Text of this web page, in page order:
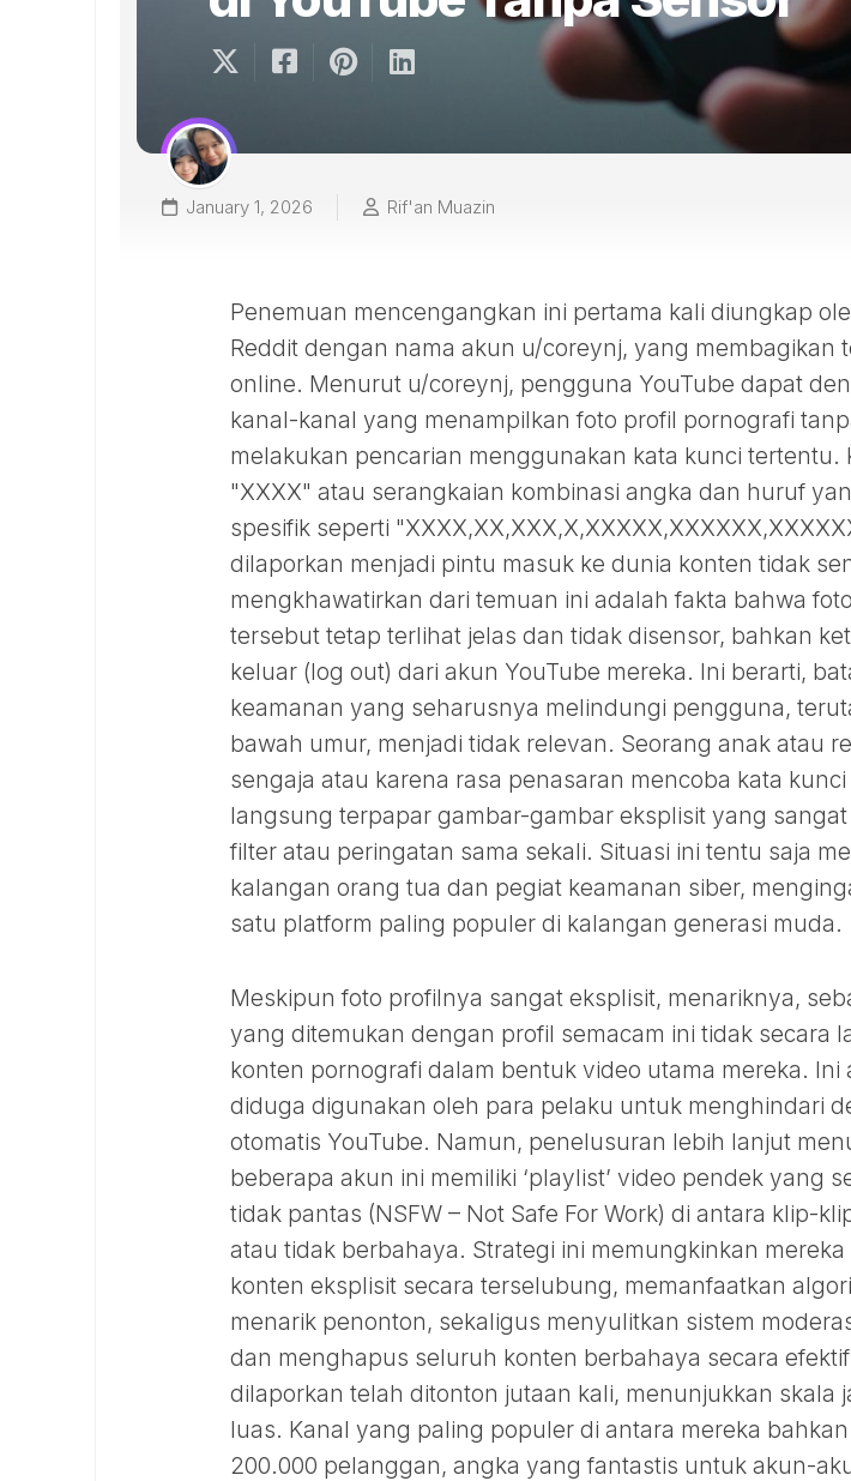
January 1, 2026 Rif'an Muazin
Penemuan mencengangkan ini pertama kali diungkap
Reddit dengan nama akun u/coreynj, yang membagikan
online. Menurut u/coreynj, pengguna YouTube dapat
kanal-kanal yang menampilkan foto profil pornografi
melakukan pencarian menggunakan kata kunci tertentu.
"XXXX" atau serangkaian kombinasi angka dan huruf
spesifik seperti
dilaporkan menjadi pintu masuk ke dunia konten tidak
mengkhawatirkan dari temuan ini adalah fakta bahwa
tersebut tetap terlihat jelas dan tidak disensor, bahkan
keluar (log out) dari akun YouTube mereka. Ini berarti,
keamanan yang seharusnya melindungi pengguna,
bawah umur, menjadi tidak relevan. Seorang anak atau
sengaja atau karena rasa penasaran mencoba kata
langsung terpapar gambar-gambar eksplisit yang
filter atau peringatan sama sekali. Situasi ini tentu saja
kalangan orang tua dan pegiat keamanan siber,
satu platform paling populer di kalangan generasi muda.
Meskipun foto profilnya sangat eksplisit, menariknya,
yang ditemukan dengan profil semacam ini tidak secara
konten pornografi dalam bentuk video utama mereka. Ini
diduga digunakan oleh para pelaku untuk menghindari
otomatis YouTube. Namun, penelusuran lebih lanjut
beberapa akun ini memiliki ‘playlist’ video pendek yang
tidak pantas (NSFW – Not Safe For Work) di antara klip-
atau tidak berbahaya. Strategi ini memungkinkan
konten eksplisit secara terselubung, memanfaatkan
menarik penonton, sekaligus menyulitkan sistem
dan menghapus seluruh konten berbahaya secara
dilaporkan telah ditonton jutaan kali, menunjukkan skala
luas. Kanal yang paling populer di antara mereka
200.000 pelanggan, angka yang fantastis untuk akun-